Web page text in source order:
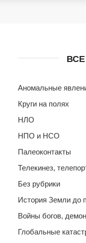
Аномальные
Круги на полях
НЛО
НПО и НСО
Палеоконтакты
Телекинез,
Без рубрики
История Земли до
Войны богов,
Глобальные